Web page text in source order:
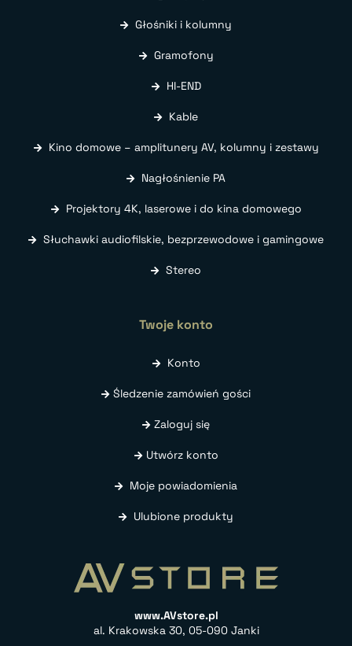
Głośniki i kolumny
Gramofony
HI-END
Kable
Kino domowe – amplitunery AV, kolumny i zestawy
Nagłośnienie PA
Projektory 4K, laserowe i do kina domowego
Słuchawki audiofilskie, bezprzewodowe i gamingowe
Stereo
Twoje konto
Konto
Śledzenie zamówień gości
Zaloguj się
Utwórz konto
Moje powiadomienia
Ulubione produkty
www.AVstore.pl
al. Krakowska 30, 05-090 Janki